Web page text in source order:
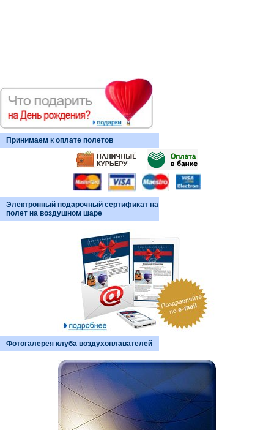
Принимаем к оплате полетов
Электронный подарочный сертификат на
полет на воздушном шаре
Фотогалерея клуба воздухоплавателей